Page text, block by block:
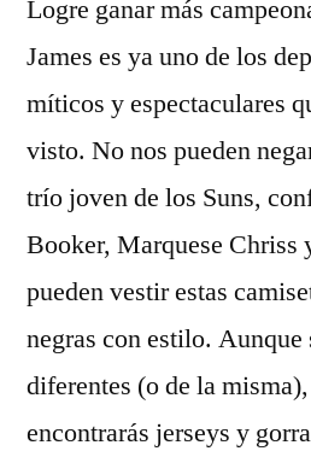
Logre ganar más
James es ya uno de los
míticos y espectaculares
visto. No nos pueden
trío joven de los Suns,
Booker, Marquese Chriss
pueden vestir estas
negras con estilo. Aunque
diferentes (o de la
encontrarás jerseys y